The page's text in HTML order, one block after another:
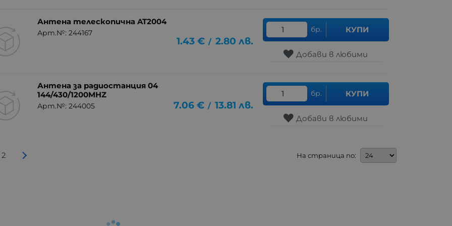
Антена телескопична AT2004
Арт.№: 244167
1.43 € / 2.80 лв.
бр. КУПИ
Добави в любими
Антена за радиостанция 04
144/430/1200MHZ
Арт.№: 244005 7.06 € / 13.81 лв.
бр. КУПИ
Добави в любими
2 На страница по: